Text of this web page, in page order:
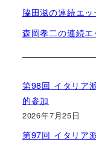
脇田滋の連続エッ
森岡孝二の連続エ
第98回 イタリア
的参加
2026年7月25日
第97回 イタリア